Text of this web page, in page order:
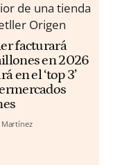
facturará
en 2026
en el ‘top 3’